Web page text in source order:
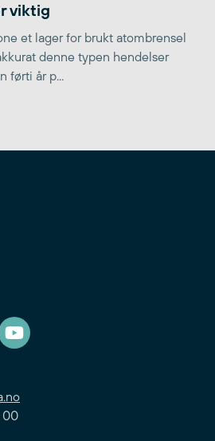
viktig
et lager for brukt atombrensel
denne typen hendelser
førti år p...